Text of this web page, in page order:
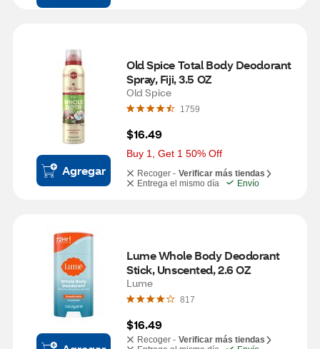
Agregar
Old Spice Total Body Deodorant
Spray, Fiji, 3.5 OZ
Old Spice
1759
$16.49
Buy 1, Get 1 50% Off
Recoger - Verificar más tiendas
Entrega el mismo día
Envío
Lume Whole Body Deodorant
Stick, Unscented, 2.6 OZ
Lume
817
$16.49
Recoger - Verificar más tiendas